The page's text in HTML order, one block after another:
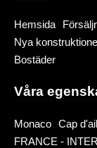
Hemsida
Nya
Bostäder
Våra
Monaco Cap d'ail
FRANCE -